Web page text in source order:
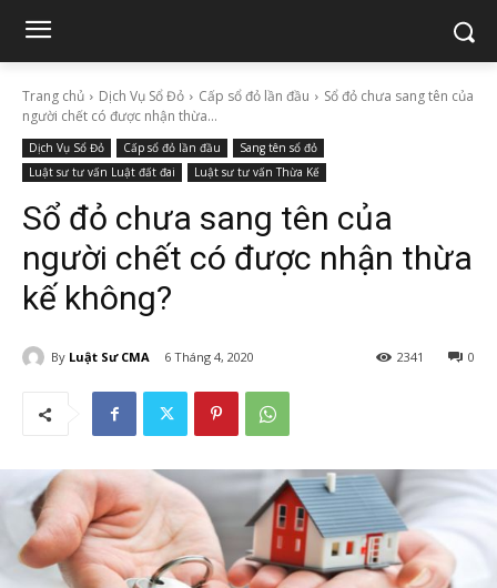
Trang chủ Dịch Vụ Sổ Đỏ Cấp sổ đỏ lần đầu
Sổ đỏ chưa sang tên của
người chết có được nhận thừa...
Dịch Vụ Sổ Đỏ Cấp sổ đỏ lần đầu
Sang tên sổ đỏ
Luật sư tư vấn Luật đất đai
Luật sư tư vấn Thừa Kế
Sổ đỏ chưa sang tên của
người chết có được nhận thừa
kế không?
By Luật Sư CMA 6 Tháng 4, 2020 0
2341